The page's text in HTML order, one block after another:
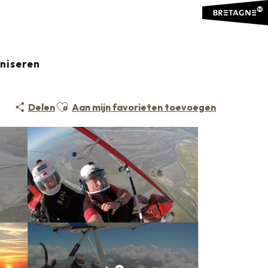
DelenAjouter aux favoris
Aan mijn favorieten toevoegen